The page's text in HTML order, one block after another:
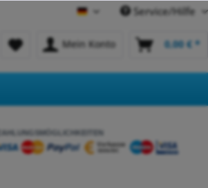
Deutsch Service/Hilfe
Mein Konto 0,00 € *
ZAHLUNGSMÖGLICHKEITEN